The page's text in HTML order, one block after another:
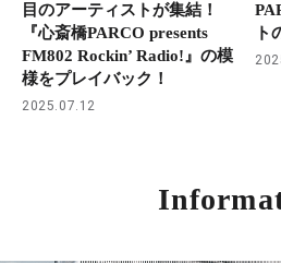
目のアーティストが集結！
『心斎橋PARCO presents
FM802 Rockin’ Radio!』の模
様をプレイバック！
2025.07.12
ト